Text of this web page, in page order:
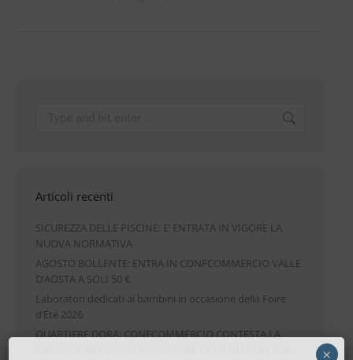
Articoli recenti
SICUREZZA DELLE PISCINE: E’ ENTRATA IN VIGORE LA
NUOVA NORMATIVA
AGOSTO BOLLENTE: ENTRA IN CONFCOMMERCIO VALLE
D’AOSTA A SOLI 50 €
Laboratori dedicati ai bambini in occasione della Foire
d’Été 2026
QUARTIERE DORA: CONFCOMMERCIO CONTESTA LA
×